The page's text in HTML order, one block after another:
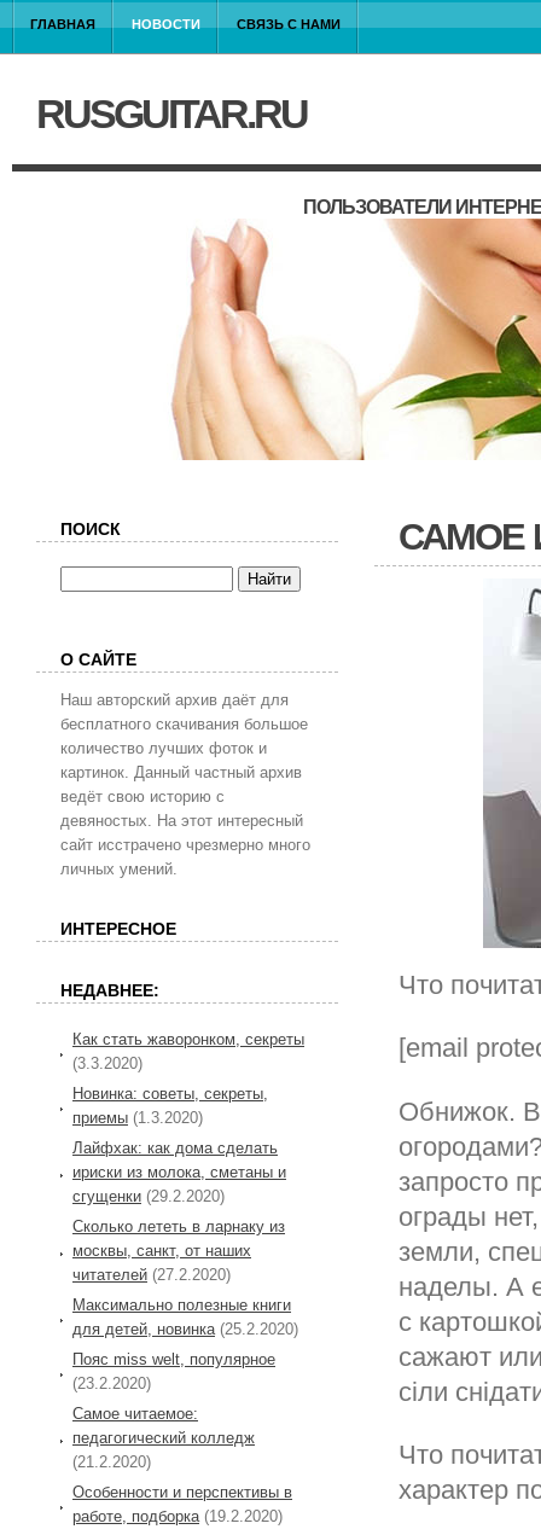
ГЛАВНАЯ НОВОСТИ СВЯЗЬ С НАМИ
RUSGUITAR.RU
ПОЛЬЗОВАТЕЛИ
САМОЕ
Что
[email
Обнижок.
запросто
ограды
земли,
наделы. А
с
сажают
сіли
Что
характер
ПОИСК
О САЙТЕ
Наш авторский архив даёт для
бесплатного скачивания большое
количество лучших фоток и
картинок. Данный частный архив
ведёт свою историю с
девяностых. На этот интересный
сайт исстрачено чрезмерно много
личных умений.
ИНТЕРЕСНОЕ
НЕДАВНЕЕ:
Как стать жаворонком, секреты
(3.3.2020)
Новинка: советы, секреты,
приемы (1.3.2020)
Лайфхак: как дома сделать
ириски из молока, сметаны и
сгущенки (29.2.2020)
Сколько лететь в ларнаку из
москвы, санкт, от наших
читателей (27.2.2020)
Максимально полезные книги
для детей, новинка (25.2.2020)
Пояс miss welt, популярное
(23.2.2020)
Самое читаемое:
педагогический колледж
(21.2.2020)
Особенности и перспективы в
работе, подборка (19.2.2020)